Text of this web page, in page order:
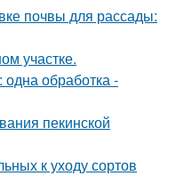
почвы для рассады:
участке.
одна обработка -
пекинской
к уходу сортов